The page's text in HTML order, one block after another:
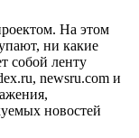
На этом
ни какие
собой ленту
newsru.com и
новостей